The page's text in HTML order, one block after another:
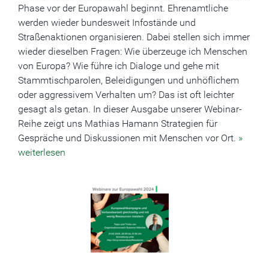
Phase vor der Europawahl beginnt. Ehrenamtliche
werden wieder bundesweit Infostände und
Straßenaktionen organisieren. Dabei stellen sich immer
wieder dieselben Fragen: Wie überzeuge ich Menschen
von Europa? Wie führe ich Dialoge und gehe mit
Stammtischparolen, Beleidigungen und unhöflichem
oder aggressivem Verhalten um? Das ist oft leichter
gesagt als getan. In dieser Ausgabe unserer Webinar-
Reihe zeigt uns Mathias Hamann Strategien für
Gespräche und Diskussionen mit Menschen vor Ort. »
weiterlesen